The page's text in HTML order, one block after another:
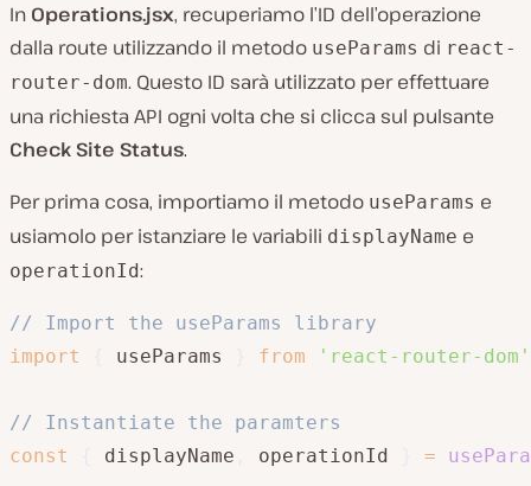
In Operations.jsx, recuperiamo l’ID dell’operazione
dalla route utilizzando il metodo useParams di react-
router-dom. Questo ID sarà utilizzato per effettuare
una richiesta API ogni volta che si clicca sul pulsante
Check Site Status.
Per prima cosa, importiamo il metodo useParams e
usiamolo per istanziare le variabili displayName e
operationId:
// Import the useParams library
import
useParams from 'react-router-dom'
// Instantiate the paramters
const
displayName operationId =